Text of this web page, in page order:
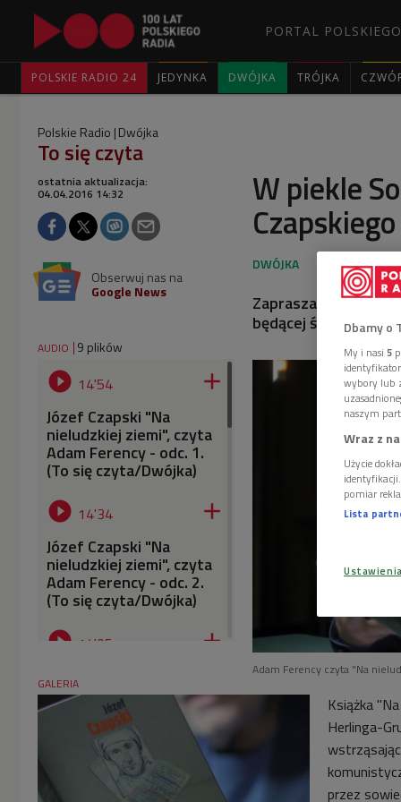
PORTAL
POLSKIE RADIO 24 JEDYNKA DWÓJKA TRÓJKA
Polskie Radio Dwójka
To się czyta
W piekle
Czapskiego
ostatnia aktualizacja:
04.04.2016 14:32
Obserwuj nas na
Google News
Zapraszamy na
będącej
AUDIO 9 plików
 14'54 
Józef Czapski "Na
nieludzkiej ziemi", czyta
Adam Ferency - odc. 1.
(To się czyta/Dwójka)
 14'34 
Józef Czapski "Na
nieludzkiej ziemi", czyta
Adam Ferency - odc. 2.
(To się czyta/Dwójka)
 14'05 
Józef Czapski "Na
nieludzkiej ziemi", czyta
Adam Ferency - odc. 3.
(To się czyta/Dwójka)
13'40 
Adam Ferency czyta "Na
GALERIA
Książka
Herlinga-
przez
Dbamy o
My i nasi 5
wybory lub
naszym
Wraz z
Użycie
pomiar
Lista